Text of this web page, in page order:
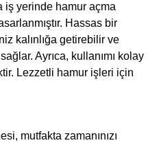
iş yerinde hamur açma
Hassas bir
kalınlığa getirebilir ve
Ayrıca, kullanımı kolay
Lezzetli hamur işleri için
mutfakta zamanınızı